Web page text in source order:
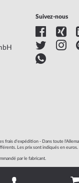
trempé, Verre minéral
fond en acier inoxydable,
du clip
Suivez-nous
frais d'expédition - Dans toute
Les prix sont indiqués en euros.
par le fabricant.
e-commerce GmbH